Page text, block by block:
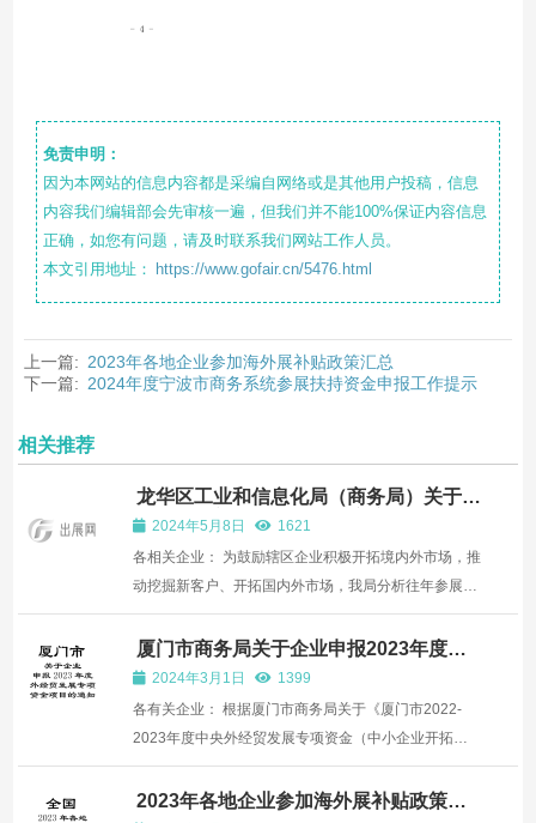
免责申明：
因为本网站的信息内容都是采编自网络或是其他用户投稿，信息
内容我们编辑部会先审核一遍，但我们并不能100%保证内容信息
正确，如您有问题，请及时联系我们网站工作人员。
本文引用地址：
https://www.gofair.cn/5476.html
上一篇: 2023年各地企业参加海外展补贴政策汇总
下一篇: 2024年度宁波市商务系统参展扶持资金申报工作提示
相关推荐
龙华区工业和信息化局（商务局）关于印
发《深圳市龙华区2024年度境内、外展
会重点支持项目计划》的通知
2024年5月8日
1621
各相关企业： 为鼓励辖区企业积极开拓境内外市场，推
动挖掘新客户、开拓国内外市场，我局分析往年参展效
果，结合龙华区产业发展导向、“一带一路”沿线国家等
重点市场和行业协会、展会主办单位、重点企业建议
等，制定了《深圳市龙华区2024年度境内、外展会重
点支...
厦门市商务局关于企业申报2023年度外
经贸发展专项资金项目有关事项的通知
2024年3月1日
1399
各有关企业： 根据厦门市商务局关于《厦门市2022-
2023年度中央外经贸发展专项资金（中小企业开拓国
际市场项目）申报指南》的补充通知（厦商务
〔2023〕239号），以下简称《申报指南》，现就企业
2023年各地企业参加海外展补贴政策汇